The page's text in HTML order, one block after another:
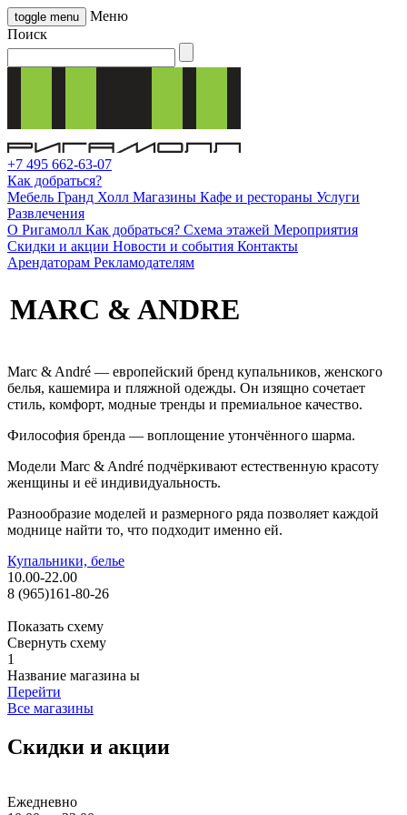
toggle menu
Меню
Поиск
+7 495 662-63-07
Как добраться?
Мебель Гранд Холл Магазины Кафе и рестораны Услуги
Развлечения
О Ригамолл Как добраться? Схема этажей Мероприятия
Скидки и акции Новости и события Контакты
Арендаторам Рекламодателям
MARC & ANDRE
Marc & André — европейский бренд купальников, женского
белья, кашемира и пляжной одежды. Он изящно сочетает
стиль, комфорт, модные тренды и премиальное качество.
Философия бренда — воплощение утончённого шарма.
Модели Marc & André подчёркивают естественную красоту
женщины и её индивидуальность.
Разнообразие моделей и размерного ряда позволяет каждой
моднице найти то, что подходит именно ей.
Купальники, белье
10.00-22.00
8 (965)161-80-26
Показать схему
Свернуть схему
1
Название магазина ы
Перейти
Все магазины
Скидки и акции
Ежедневно